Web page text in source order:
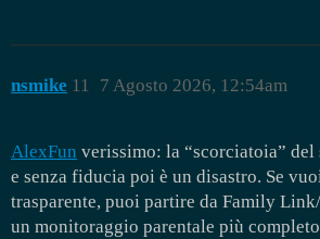
nsmike 7 Agosto 2026, 12:54am
11
AlexFun verissimo: la “scorciatoia”
e senza fiducia poi è un disastro. Se
trasparente, puoi partire da Family
un monitoraggio parentale più